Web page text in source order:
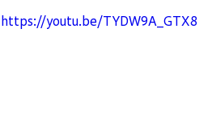
https://youtu.be/TYDW9A_GTX8